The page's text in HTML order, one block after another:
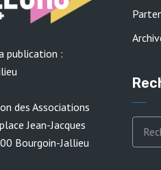
publication :
des Associations
Jean-Jacques
Bourgoin-Jallieu